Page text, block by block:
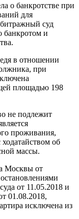
о банкротстве при
для
суд
банкротом и
в отношении
при
площадью 198
не подлежит
проживания,
об
массы.
Москвы от
от 11.05.2018 и
01.08.2018,
исключена из